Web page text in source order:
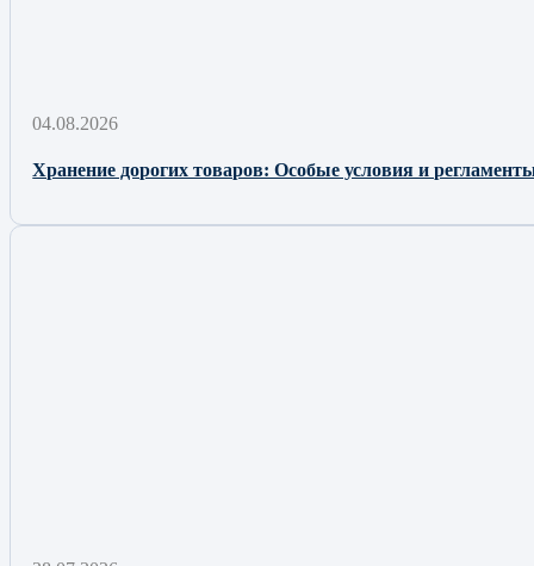
04.08.2026
Хранение дорогих товаров: Особые условия и